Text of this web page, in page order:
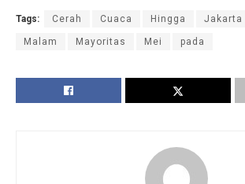
Tags: Cerah Cuaca Hingga Jakarta
Malam Mayoritas Mei pada